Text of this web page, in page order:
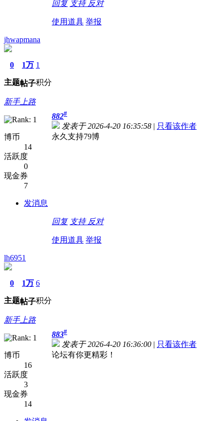
回复 支持 反对
使用道具 举报
jhwapmana
0
主题
1万
帖子
1
积分
新手上路
博币
14
活跃度
0
现金券
7
发消息
882#
发表于 2026-4-20 16:35:58 | 只看该作者
永久支持79博
回复 支持 反对
使用道具 举报
lh6951
0
主题
1万
帖子
6
积分
新手上路
博币
16
活跃度
3
现金券
14
883#
发表于 2026-4-20 16:36:00 | 只看该作者
论坛有你更精彩！